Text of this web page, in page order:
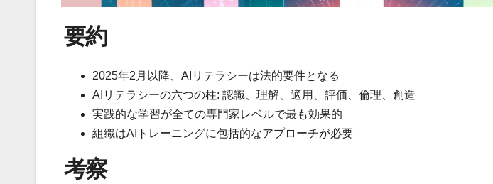
要約
2025年2月以降、AIリテラシーは法的要件となる
AIリテラシーの六つの柱: 認識、理解、適用、評価、倫理、創造
実践的な学習が全ての専門家レベルで最も効果的
組織はAIトレーニングに包括的なアプローチが必要
考察